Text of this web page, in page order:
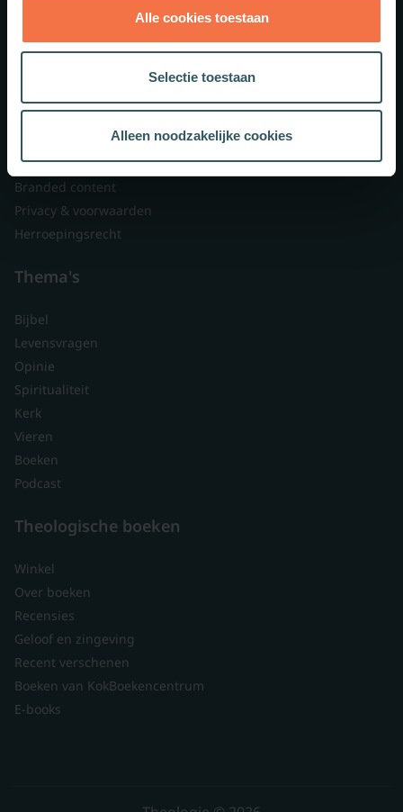
Alle cookies toestaan
Selectie toestaan
Alleen noodzakelijke cookies
Nieuwsbrieven
Veelgestelde vragen
Contact
Branded content
Privacy & voorwaarden
Herroepingsrecht
Thema's
Bijbel
Levensvragen
Opinie
Spiritualiteit
Kerk
Vieren
Boeken
Podcast
Theologische boeken
Winkel
Over boeken
Recensies
Geloof en zingeving
Recent verschenen
Boeken van KokBoekencentrum
E-books